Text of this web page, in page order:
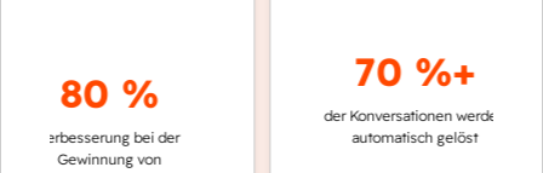
80 %
Verbesserung bei der
Gewinnung von
70 %+
der Konversationen werden
automatisch gelöst